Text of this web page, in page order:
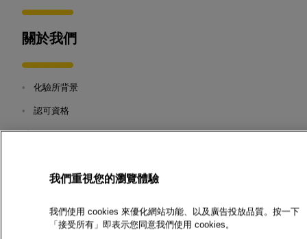
为不同客户提供检测服务
關於我們
• 化驗所背景
• 認可資格
我們的服務
高純度黃金 / 鉑金成色檢測
校正服務
我們重視您的瀏覽體驗
我們使用 cookies 來優化網站功能、以及廣告投放品質。按一下
「接受所有」即表示您同意我們使用 cookies。